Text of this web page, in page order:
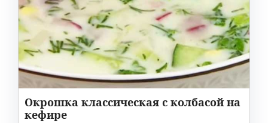
Окрошка классическая с колбасой на
кефире